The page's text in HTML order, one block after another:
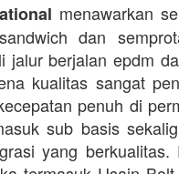
menawarkan
dan
jalur berjalan epdm
kualitas sangat
penuh di
sub basis
yang